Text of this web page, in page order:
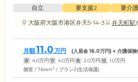
自立 要支援2 要介
大阪府大阪市港区弁天5-14-3
弁天町駅
月額11.0 万円 (入居金16.0万円) + 介護保険
家 4.0万円 管 4.0万円 食 2.0万円 他 1.0万円
個室 / 7.64m2 / プラン2(生活保護)